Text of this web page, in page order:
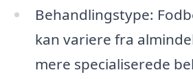
Behandlingstype:
kan variere fra
mere specialiserede